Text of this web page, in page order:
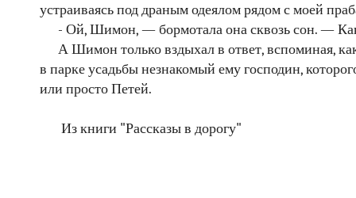
устраиваясь под драным одеялом рядом с моей
- Ой, Шимон, — бормотала она сквозь сон. —
А Шимон только вздыхал в ответ, вспоминая,
в парке усадьбы незнакомый ему господин,
или просто Петей.
Из книги "Рассказы в дорогу"